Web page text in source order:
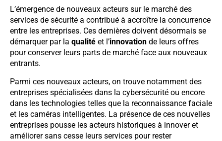
L’émergence de nouveaux acteurs sur le marché des
services de sécurité a contribué à accroître la concurrence
entre les entreprises. Ces dernières doivent désormais se
démarquer par la qualité et l’innovation de leurs offres
pour conserver leurs parts de marché face aux nouveaux
entrants.
Parmi ces nouveaux acteurs, on trouve notamment des
entreprises spécialisées dans la cybersécurité ou encore
dans les technologies telles que la reconnaissance faciale
et les caméras intelligentes. La présence de ces nouvelles
entreprises pousse les acteurs historiques à innover et
améliorer sans cesse leurs services pour rester